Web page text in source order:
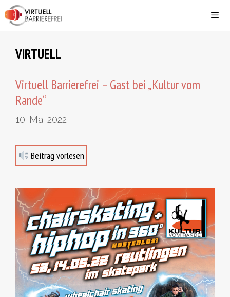
Zum
Inhalt
VIRTUELL
Virtuell Barrierefrei – Gast bei „Kultur vom
Rande“
10. Mai 2022
Beitrag vorlesen